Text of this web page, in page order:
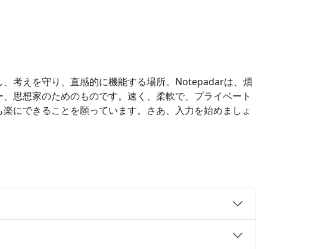
考えを守り、直感的に機能する場所。Notepadarは、煩
思想家のためのものです。速く、柔軟で、プライベート
にできることを願っています。さあ、入力を始めましょ